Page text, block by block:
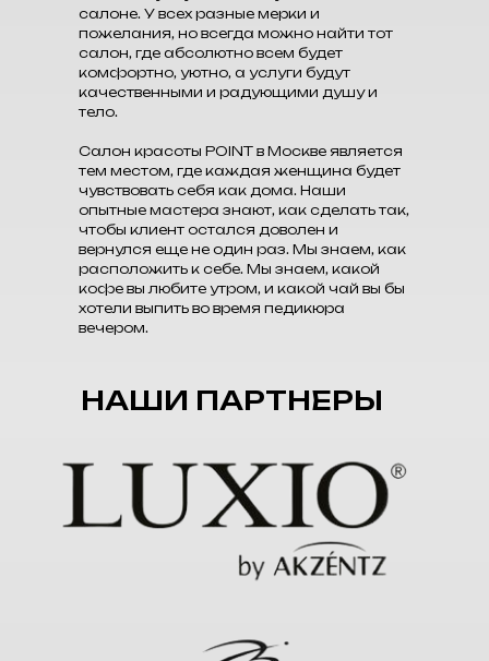
салоне. У всех разные мерки и
пожелания, но всегда можно найти тот
салон, где абсолютно всем будет
комфортно, уютно, а услуги будут
качественными и радующими душу и
тело.
Салон красоты POINT в Москве является
тем местом, где каждая женщина будет
чувствовать себя как дома. Наши
опытные мастера знают, как сделать так,
чтобы клиент остался доволен и
вернулся еще не один раз. Мы знаем, как
расположить к себе. Мы знаем, какой
кофе вы любите утром, и какой чай вы бы
хотели выпить во время педикюра
вечером.
НАШИ ПАРТНЕРЫ